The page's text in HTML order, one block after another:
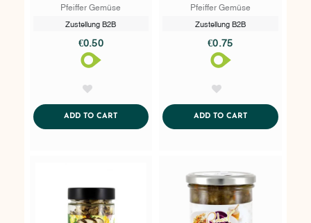
Pfeiffer Gemüse
Zustellung B2B
€0.50
ADD TO CARTADDTOCART
Pfeiffer Gemüse
Zustellung B2B
€0.75
ADD TO CARTADDTOCART